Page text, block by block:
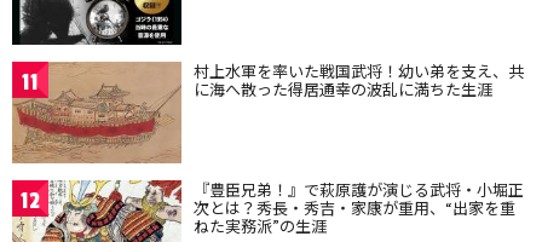
11 村上水軍を率いた戦国武将！幼い弟を支え、共
に海へ散った得居通幸の波乱に満ちた生涯
12 『豊臣兄弟！』で萩原護が演じる武将・小堀正
次とは？秀長・秀吉・家康が重用、“出家を重
ねた実務派”の生涯